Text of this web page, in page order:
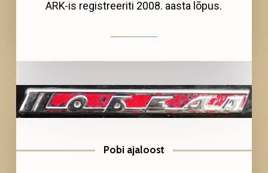
ARK-is registreeriti 2008. aasta lõpus.
Pobi ajaloost